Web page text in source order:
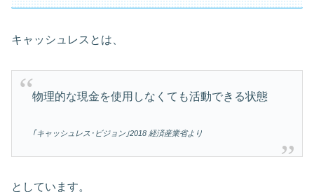
キャッシュレスとは、
物理的な現金を使用しなくても活動できる状態
｢キャッシュレス･ビジョン｣2018経済産業省より
としています。